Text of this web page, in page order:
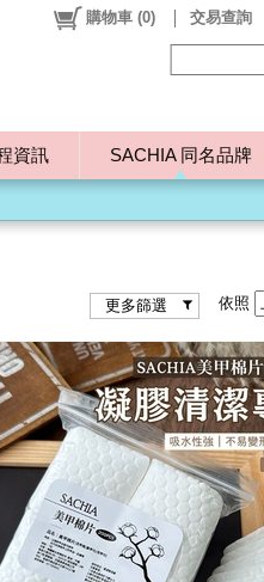
資訊 SACHIA 同名品牌
購物車 (0) 交易查詢
更多篩選 依照